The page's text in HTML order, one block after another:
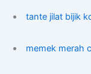
tante jilat bijik
memek merah